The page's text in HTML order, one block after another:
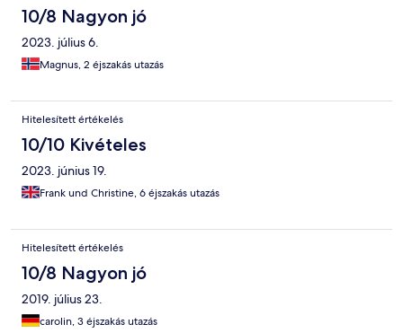
10/8 Nagyon jó
2023. július 6.
Magnus, 2 éjszakás utazás
Hitelesített értékelés
10/10 Kivételes
2023. június 19.
Frank und Christine, 6 éjszakás utazás
Hitelesített értékelés
10/8 Nagyon jó
2019. július 23.
carolin, 3 éjszakás utazás